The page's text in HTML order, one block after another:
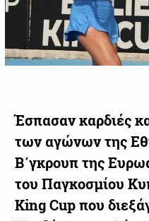
Έσπασαν καρδιές
των αγώνων της
Β΄γκρουπ της
του Παγκοσμίου
King Cup που